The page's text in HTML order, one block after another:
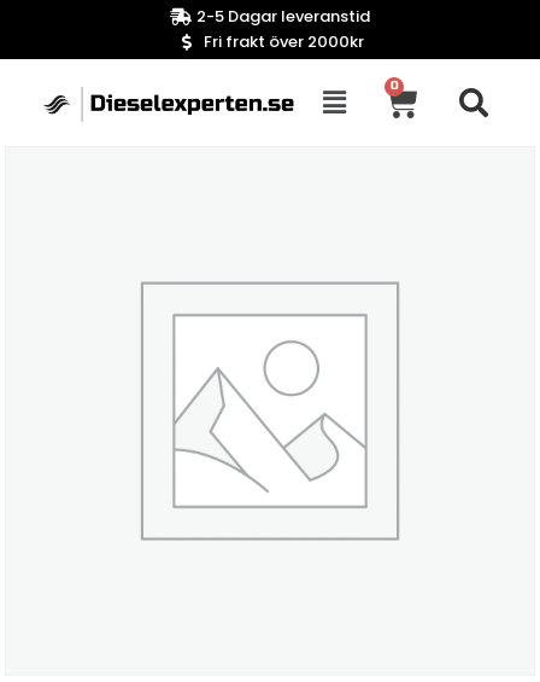
2-5 Dagar leveranstid
Fri frakt över 2000kr
0